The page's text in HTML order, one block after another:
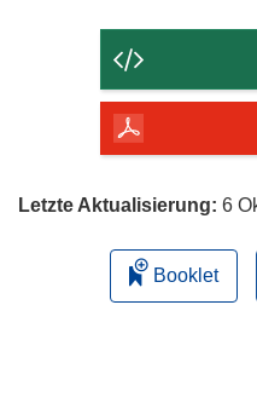
Letzte Aktualisierung: 6
Booklet